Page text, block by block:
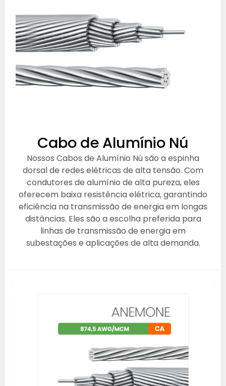
Cabo de Alumínio Nú
Nossos Cabos de Alumínio Nú são a espinha
dorsal de redes elétricas de alta tensão. Com
condutores de alumínio de alta pureza, eles
oferecem baixa resistência elétrica, garantindo
eficiência na transmissão de energia em longas
distâncias. Eles são a escolha preferida para
linhas de transmissão de energia em
subestações e aplicações de alta demanda.